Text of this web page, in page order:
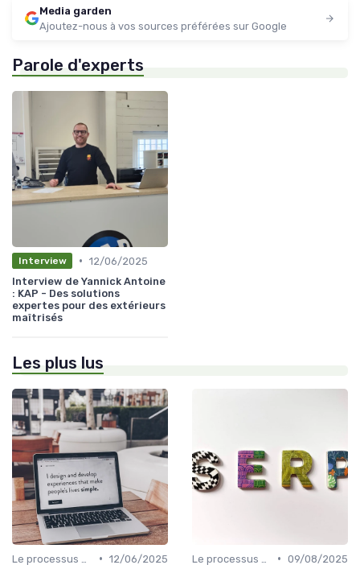
Media garden
Ajoutez-nous à vos sources préférées sur Google
Parole d'experts
Interview • 12/06/2025
Interview de Yannick Antoine
: KAP - Des solutions
expertes pour des extérieurs
maîtrisés
Les plus lus
• 12/06/2025
• 09/08/2025